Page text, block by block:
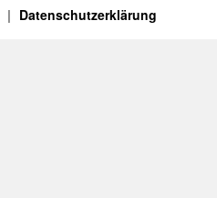
Datenschutzerklärung